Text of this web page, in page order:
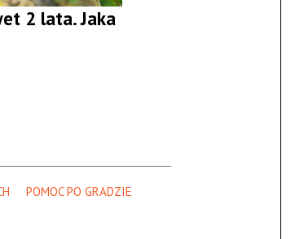
2 lata. Jaka
POMOC PO GRADZIE